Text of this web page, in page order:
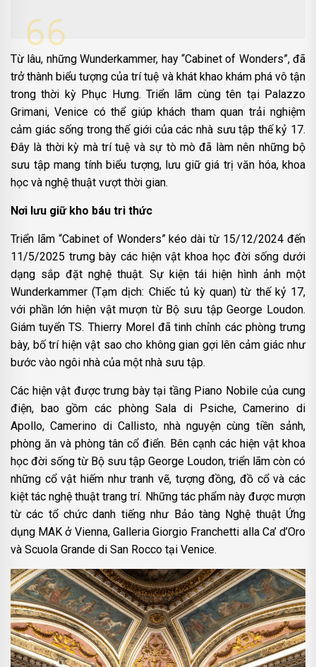
Từ lâu, những Wunderkammer, hay “Cabinet of Wonders”, đã
trở thành biểu tượng của trí tuệ và khát khao khám phá vô tận
trong thời kỳ Phục Hưng. Triển lãm cùng tên tại Palazzo
Grimani, Venice có thể giúp khách tham quan trải nghiệm
cảm giác sống trong thế giới của các nhà sưu tập thế kỷ 17.
Đây là thời kỳ mà trí tuệ và sự tò mò đã làm nên những bộ
sưu tập mang tính biểu tượng, lưu giữ giá trị văn hóa, khoa
học và nghệ thuật vượt thời gian.
Nơi lưu giữ kho báu tri thức
Triển lãm “Cabinet of Wonders” kéo dài từ 15/12/2024 đến
11/5/2025 trưng bày các hiện vật khoa học đời sống dưới
dạng sắp đặt nghệ thuật. Sự kiện tái hiện hình ảnh một
Wunderkammer (Tạm dịch: Chiếc tủ kỳ quan) từ thế kỷ 17,
với phần lớn hiện vật mượn từ Bộ sưu tập George Loudon.
Giám tuyển TS. Thierry Morel đã tinh chỉnh các phòng trưng
bày, bố trí hiện vật sao cho không gian gợi lên cảm giác như
bước vào ngôi nhà của một nhà sưu tập.
Các hiện vật được trưng bày tại tầng Piano Nobile của cung
điện, bao gồm các phòng Sala di Psiche, Camerino di
Apollo, Camerino di Callisto, nhà nguyện cùng tiền sảnh,
phòng ăn và phòng tân cổ điển. Bên cạnh các hiện vật khoa
học đời sống từ Bộ sưu tập George Loudon, triển lãm còn có
những cổ vật hiếm như tranh vẽ, tượng đồng, đồ cổ và các
kiệt tác nghệ thuật trang trí. Những tác phẩm này được mượn
từ các tổ chức danh tiếng như Bảo tàng Nghệ thuật Ứng
dụng MAK ở Vienna, Galleria Giorgio Franchetti alla Ca’ d’Oro
và Scuola Grande di San Rocco tại Venice.